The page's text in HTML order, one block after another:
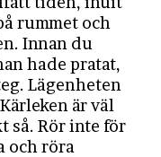
rummet och
Innan du
hade pratat,
Lägenheten
är väl
så. Rör inte för
och röra